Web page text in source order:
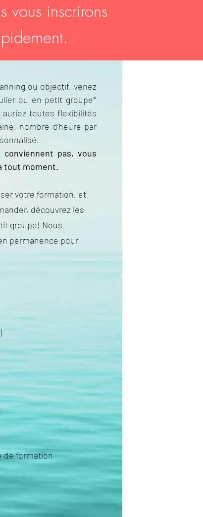
vous inscrirons
ou objectif, venez
ou en petit groupe*
toutes flexibilités
nombre d’heure par
pas, vous
tout moment.
votre formation, et
découvrez les
groupe! Nous
permanence pour
de formation